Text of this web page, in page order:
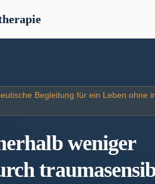
Begleitung für ein Leben ohne
weniger